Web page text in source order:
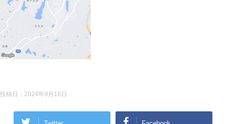
投稿日： 2024年9月16日